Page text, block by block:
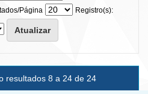
Página
Registro(s):
resultados 8 a 24 de 24